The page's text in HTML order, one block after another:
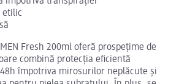
etilic
Fresh 200ml oferă prospețime de
combină protecția eficientă
împotriva mirosurilor neplăcute și